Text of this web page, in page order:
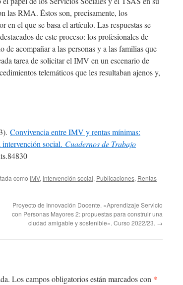
las RMA. Éstos son, precisamente, los
en el que se basa el artículo. Las respuestas se
de este proceso: los profesionales de
acompañar a las personas y a las familias que
tarea de solicitar el IMV en un escenario de
telemáticos que les resultaban ajenos y,
Convivencia entre IMV y rentas mínimas:
intervención social. Cuadernos de Trabajo
como IMV, Intervención social, Publicaciones, Rentas
Proyecto de Innovación Docente. «Aprendizaje Servicio
con Personas Mayores 2: propuestas para construir una
ciudad amigable y sostenible». Curso 2022/23. →
Los campos obligatorios están marcados con *